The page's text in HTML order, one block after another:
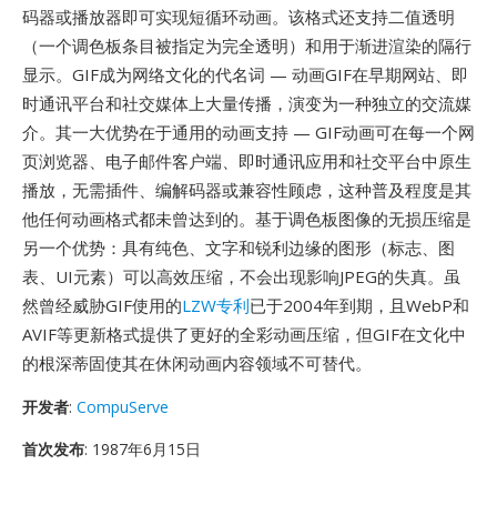
码器或播放器即可实现短循环动画。该格式还支持二值透明
（一个调色板条目被指定为完全透明）和用于渐进渲染的隔行
显示。GIF成为网络文化的代名词 — 动画GIF在早期网站、即
时通讯平台和社交媒体上大量传播，演变为一种独立的交流媒
介。其一大优势在于通用的动画支持 — GIF动画可在每一个网
页浏览器、电子邮件客户端、即时通讯应用和社交平台中原生
播放，无需插件、编解码器或兼容性顾虑，这种普及程度是其
他任何动画格式都未曾达到的。基于调色板图像的无损压缩是
另一个优势：具有纯色、文字和锐利边缘的图形（标志、图
表、UI元素）可以高效压缩，不会出现影响JPEG的失真。虽
然曾经威胁GIF使用的LZW专利已于2004年到期，且WebP和
AVIF等更新格式提供了更好的全彩动画压缩，但GIF在文化中
的根深蒂固使其在休闲动画内容领域不可替代。
开发者: CompuServe
首次发布: 1987年6月15日